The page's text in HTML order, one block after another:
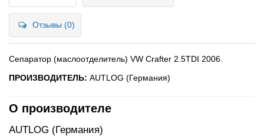
Отзывы (0)
Сепаратор (маслоотделитель) VW Crafter 2.5TDI 2006.
ПРОИЗВОДИТЕЛЬ: AUTLOG (Германия)
О производителе
AUTLOG (Германия)